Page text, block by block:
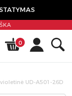
0
UD-A501-26D